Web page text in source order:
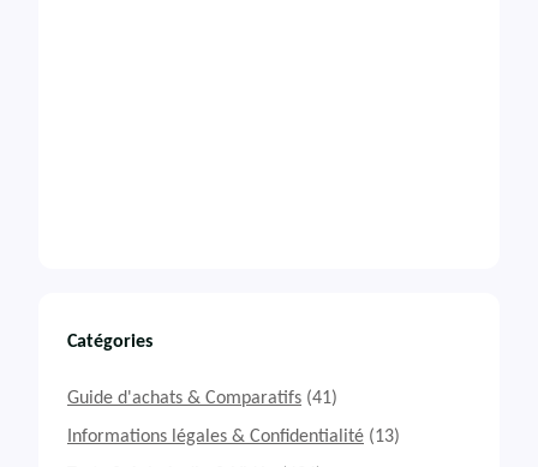
Catégories
Guide d'achats & Comparatifs (41)
Informations légales & Confidentialité (13)